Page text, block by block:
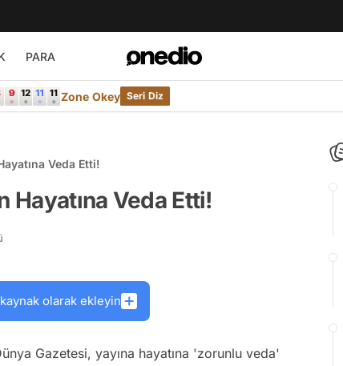
PARA
Zone Okey Seri Diz
Veda Etti!
Hayatına Veda Etti!
olarak ekleyin
Gazetesi, yayına hayatına 'zorunlu veda'